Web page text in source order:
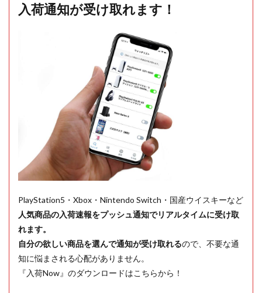
入荷通知が受け取れます！
PlayStation5・Xbox・Nintendo Switch・国産ウイスキーなど
人気商品の入荷速報をプッシュ通知でリアルタイムに受け取
れます。
自分の欲しい商品を選んで通知が受け取れるので、不要な通
知に悩まされる心配がありません。
『入荷Now』のダウンロードはこちらから！